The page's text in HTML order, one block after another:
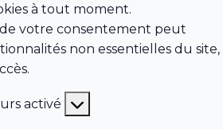
à tout moment.
votre consentement peut
non essentielles du site,
activé